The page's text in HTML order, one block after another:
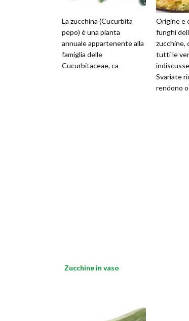
La zucchina (Cucurbita
pepo) è una pianta
annuale appartenente alla
famiglia delle
Cucurbitaceae, ca
Origine e
funghi
zucchine,
tutti le
Svariate
rendono
Zucchine in vaso